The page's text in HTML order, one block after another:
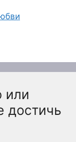
или
достичь